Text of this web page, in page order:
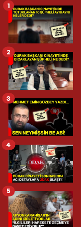
1
2
3
4
5